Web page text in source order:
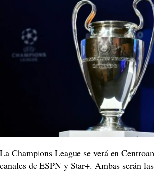
La Champions League se verá en
canales de ESPN y Star+. Ambas serán